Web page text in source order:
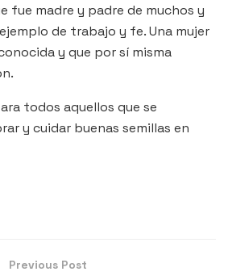
fue madre y padre de muchos y
de trabajo y fe. Una mujer
y que por sí misma
todos aquellos que se
y cuidar buenas semillas en
Previous Post